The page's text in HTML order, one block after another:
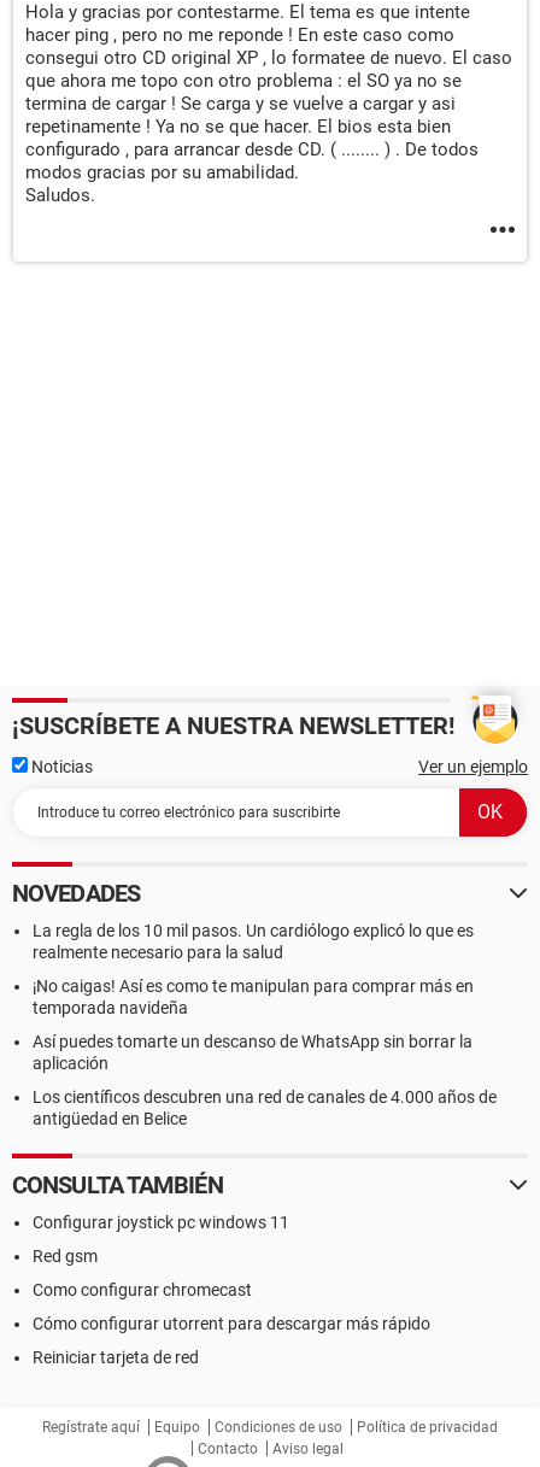
Hola y gracias por contestarme. El tema es que intente
hacer ping , pero no me reponde ! En este caso como
consegui otro CD original XP , lo formatee de nuevo. El caso
que ahora me topo con otro problema : el SO ya no se
termina de cargar ! Se carga y se vuelve a cargar y asi
repetinamente ! Ya no se que hacer. El bios esta bien
configurado , para arrancar desde CD. ( ........ ) . De todos
modos gracias por su amabilidad.
Saludos.
¡SUSCRÍBETE A NUESTRA NEWSLETTER!
Noticias Ver un ejemplo
NOVEDADES
La regla de los 10 mil pasos. Un cardiólogo explicó lo que es
realmente necesario para la salud
¡No caigas! Así es como te manipulan para comprar más en
temporada navideña
Así puedes tomarte un descanso de WhatsApp sin borrar la
aplicación
Los científicos descubren una red de canales de 4.000 años de
antigüedad en Belice
CONSULTA TAMBIÉN
Configurar joystick pc windows 11
Red gsm
Como configurar chromecast
Cómo configurar utorrent para descargar más rápido
Reiniciar tarjeta de red
Regístrate aquí Equipo Condiciones de uso
Política de privacidad
Contacto
Aviso legal